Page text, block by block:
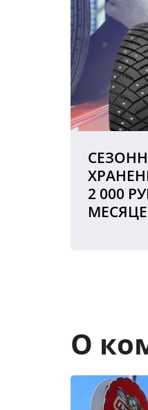
2 000
О